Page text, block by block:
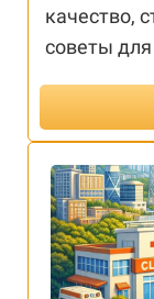
качество,
советы